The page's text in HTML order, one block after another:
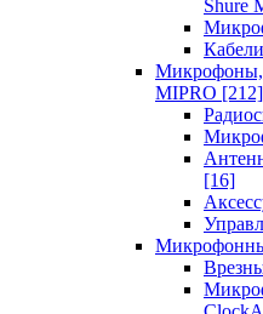
Shure
Микрофоны,
MIPRO [212]
[16]